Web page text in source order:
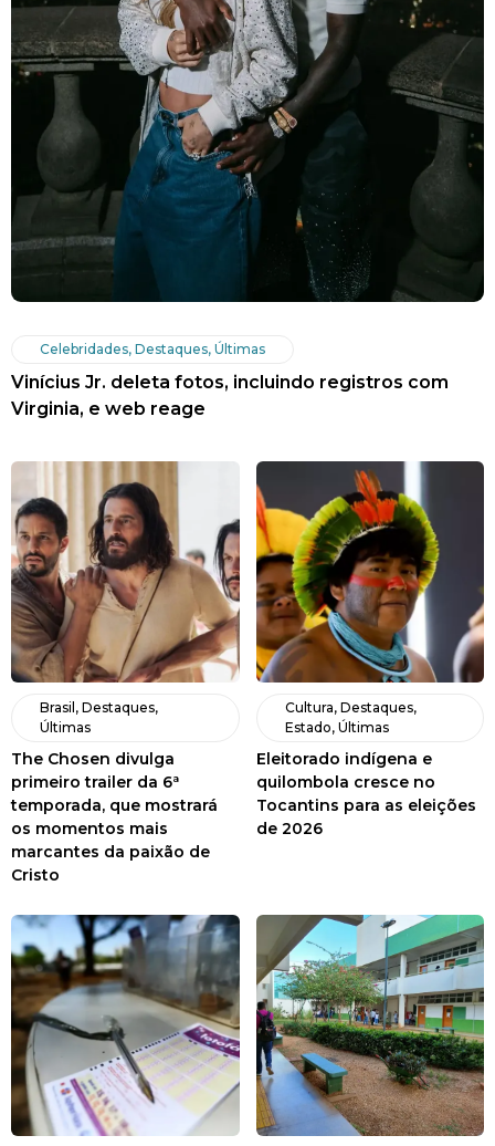
Celebridades, Destaques, Últimas
Vinícius Jr. deleta fotos, incluindo registros com
Virginia, e web reage
Brasil, Destaques,
Últimas
The Chosen divulga
primeiro trailer da 6ª
temporada, que mostrará
os momentos mais
marcantes da paixão de
Cristo
Cultura, Destaques,
Estado, Últimas
Eleitorado indígena e
quilombola cresce no
Tocantins para as eleições
de 2026